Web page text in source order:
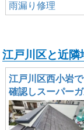
雨漏り修理
江戸川区と近
江戸川区西小岩
確認しスーパー